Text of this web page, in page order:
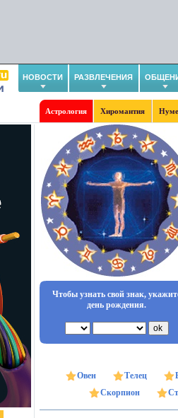
НОВОСТИ РАЗВЛЕЧЕНИЯ
Астрология Хиромантия
Чтобы узнать свой знак,
день рождения.
Овен Телец
Скорпион